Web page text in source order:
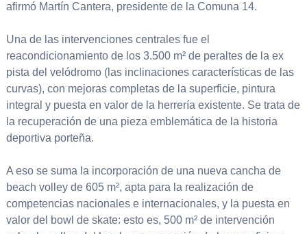
afirmó Martín Cantera, presidente de la Comuna 14.
Una de las intervenciones centrales fue el
reacondicionamiento de los 3.500 m² de peraltes de la ex
pista del velódromo (las inclinaciones características de las
curvas), con mejoras completas de la superficie, pintura
integral y puesta en valor de la herrería existente. Se trata de
la recuperación de una pieza emblemática de la historia
deportiva porteña.
A eso se suma la incorporación de una nueva cancha de
beach volley de 605 m², apta para la realización de
competencias nacionales e internacionales, y la puesta en
valor del bowl de skate: esto es, 500 m² de intervención